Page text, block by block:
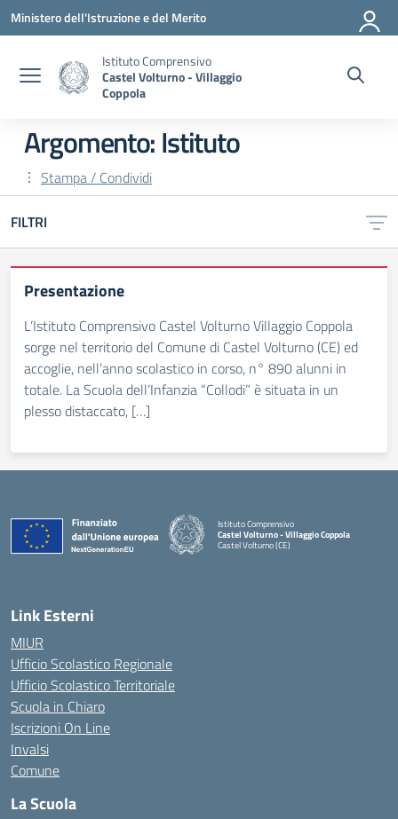
Vai ai contenuti
Vai al menu di navigazione
Vai al footer
Ministero dell'Istruzione e del Merito
Istituto Comprensivo
Castel Volturno - Villaggio
Coppola
Argomento: Istituto
Stampa / Condividi
FILTRI
Presentazione
L’Istituto Comprensivo Castel Volturno Villaggio Coppola
sorge nel territorio del Comune di Castel Volturno (CE) ed
accoglie, nell’anno scolastico in corso, n° 890 alunni in
totale. La Scuola dell’Infanzia “Collodi” è situata in un
plesso distaccato, […]
Istituto Comprensivo
Castel Volturno - Villaggio Coppola
Castel Volturno (CE)
Link Esterni
MIUR
Ufficio Scolastico Regionale
Ufficio Scolastico Territoriale
Scuola in Chiaro
Iscrizioni On Line
Invalsi
Comune
La Scuola